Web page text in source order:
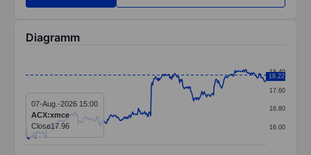
Diagramm
Line chart with 391 data points.
The chart has 1 X axis displaying categories.
The chart has 1 Y axis displaying values. Data16.00
16.80
17.60
18.40
18.22
07-Aug.-2026 15:00
ACX:xmce
Close17.96